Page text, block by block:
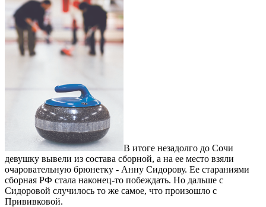
В итоге незадолго до Сочи
девушку вывели из состава сборной, а на ее место взяли
очаровательную брюнетку - Анну Сидорову. Ее стараниями
сборная РФ стала наконец-то побеждать. Но дальше с
Сидоровой случилось то же самое, что произошло с
Прививковой.